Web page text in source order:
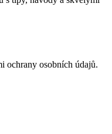
ochrany osobních údajů.